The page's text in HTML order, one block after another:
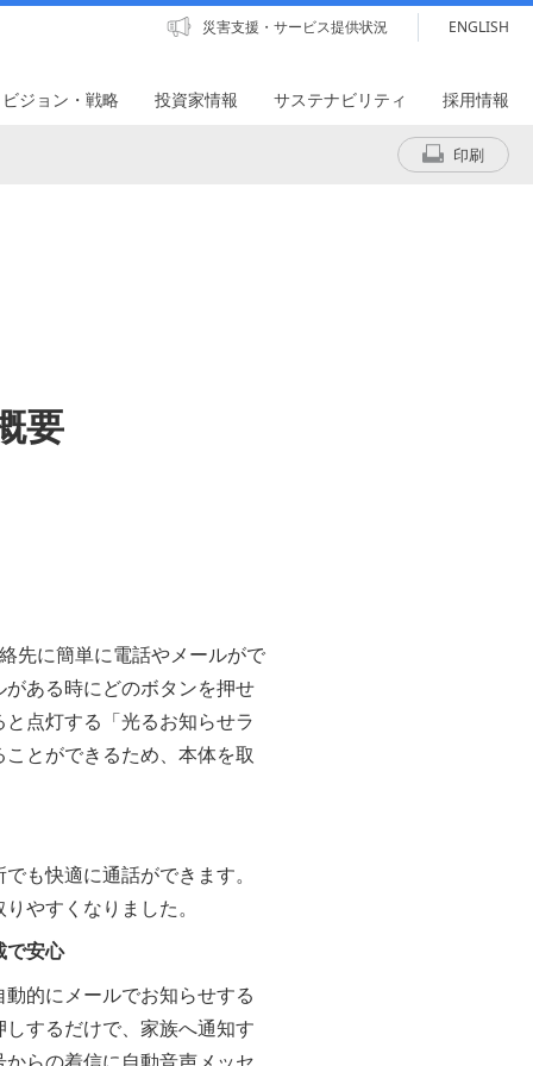
災害支援・サービス提供状況 ENGLISH
ジョン・戦略 投資家情報 サステナビリティ 採用情報
印刷
要
先に簡単に電話やメールがで
ある時にどのボタンを押せ
点灯する「光るお知らせラ
とができるため、本体を取
も快適に通話ができます。
やすくなりました。
で安心
的にメールでお知らせする
するだけで、家族へ通知す